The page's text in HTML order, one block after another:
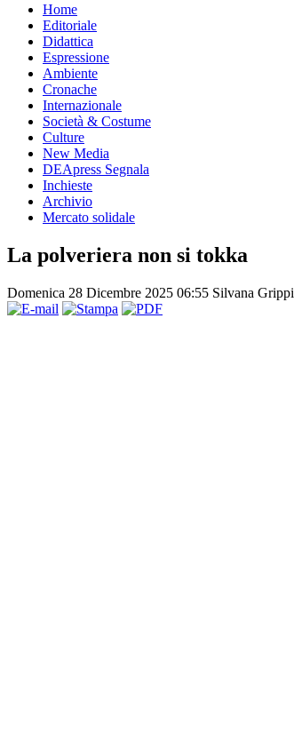
Home
Editoriale
Didattica
Espressione
Ambiente
Cronache
Internazionale
Società & Costume
Culture
New Media
DEApress Segnala
Inchieste
Archivio
Mercato solidale
La polveriera non si tokka
Domenica 28 Dicembre 2025 06:55 Silvana Grippi